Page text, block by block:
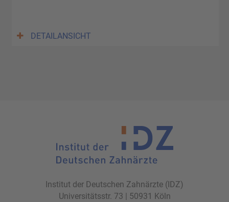
DETAILANSICHT
Institut der Deutschen Zahnärzte (IDZ)
Universitätsstr. 73 | 50931 Köln